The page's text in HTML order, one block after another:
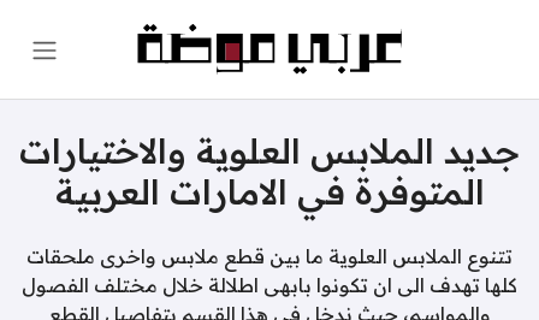
جديد الملابس العلوية والاختيارات
المتوفرة في الامارات العربية
تتنوع الملابس العلوية ما بين قطع ملابس واخرى ملحقات
كلها تهدف الى ان تكونوا بابهى اطلالة خلال مختلف الفصول
والمواسم، حيث ندخل في هذا القسم بتفاصيل القطع